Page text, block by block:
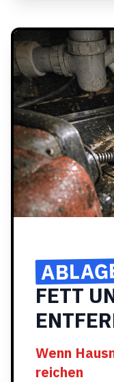
FETT
Wenn
reichen